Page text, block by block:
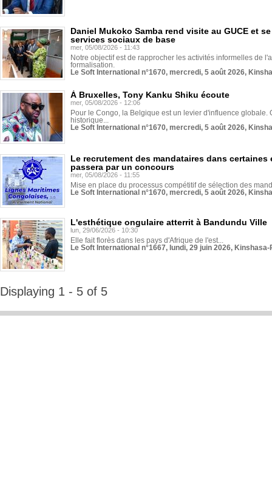
Daniel Mukoko Samba rend visite au GUCE et
services sociaux de base
mer, 05/08/2026 - 11:43
Notre objectif est de rapprocher les activités informelles de
formalisation.
Le Soft International n°1670, mercredi, 5 août 2026,
À Bruxelles, Tony Kanku Shiku écoute
mer, 05/08/2026 - 12:06
Pour le Congo, la Belgique est un levier d'influence globale.
historique...
Le Soft International n°1670, mercredi, 5 août 2026,
Le recrutement des mandataires dans
passera par un concours
mer, 05/08/2026 - 11:55
Mise en place du processus compétitif de sélection des
Le Soft International n°1670, mercredi, 5 août 2026,
L'esthétique ongulaire atterrit à Bandundu Ville
lun, 29/06/2026 - 10:30
Elle fait florès dans les pays d'Afrique de l'est...
Le Soft International n°1667, lundi, 29 juin 2026,
Displaying 1 - 5 of 5